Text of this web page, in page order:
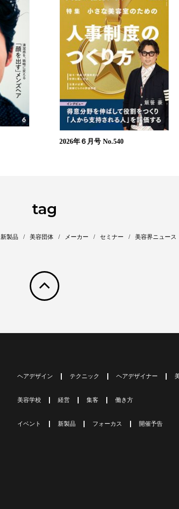
2026年６月号 No.540
tag
新製品 美容団体 メーカー セミナー 美容界ニュース
ヘアデザイン テクニック ヘアデザイナー
美容学校 経営 集客 働き方
イベント 新製品 フォーカス 開催予告